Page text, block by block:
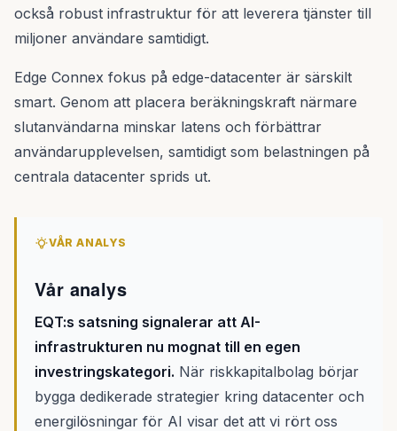
också robust infrastruktur för att leverera tjänster till
miljoner användare samtidigt.
Edge Connex fokus på edge-datacenter är särskilt
smart. Genom att placera beräkningskraft närmare
slutanvändarna minskar latens och förbättrar
användarupplevelsen, samtidigt som belastningen på
centrala datacenter sprids ut.
VÅR ANALYS
Vår analys
EQT:s satsning signalerar att AI-
infrastrukturen nu mognat till en egen
investringskategori. När riskkapitalbolag börjar
bygga dedikerade strategier kring datacenter och
energilösningar för AI visar det att vi rört oss